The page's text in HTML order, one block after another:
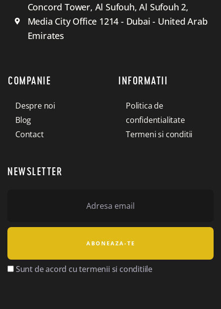
Concord Tower, Al Sufouh, Al Sufouh 2,
Media City Office 1214 - Dubai - United Arab
Emirates
COMPANIE
Despre noi
Blog
Contact
INFORMATII
Politica de
confidentialitate
Termeni si conditii
NEWSLETTER
Sunt de acord cu termenii si conditiile